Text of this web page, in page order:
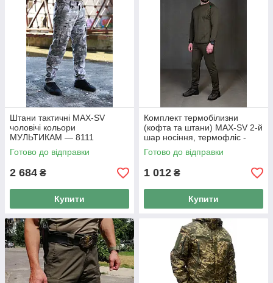
Штани тактичні MAX-SV
чоловічі кольори
МУЛЬТИКАМ — 8111
Готово до відправки
2 684 ₴
Купити
Комплект термобілизни
(кофта та штани) MAX-SV 2-й
шар носіння, термофліс -
8112
Готово до відправки
1 012 ₴
Купити